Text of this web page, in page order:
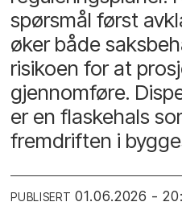
spørsmål først
øker både
risikoen for at
gjennomføre.
er en flaskehals
fremdriften i
PUBLISERT 01.06.2026 -